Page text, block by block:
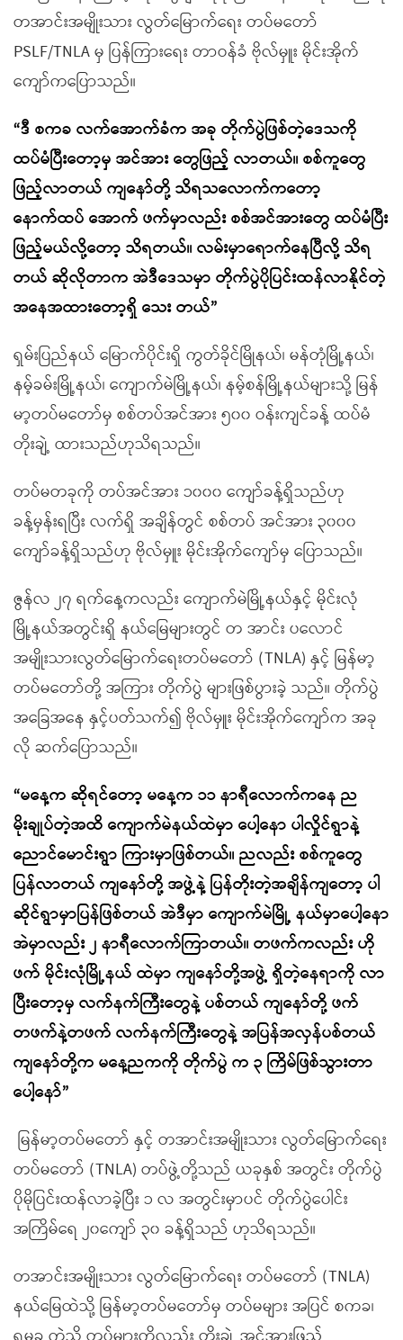
တအာင်းအမျိုးသား လွတ်မြောက်ရေး တပ်မတော်
PSLF/TNLA မှ ပြန်ကြားရေး တာဝန်ခံ ဗိုလ်မှူး မိုင်းအိုက်
ကျော်ကပြောသည်။
“ဒီ စကခ လက်အောက်ခံက အခု တိုက်ပွဲဖြစ်တဲ့ဒေသကို
ထပ်မံပြီးတော့မှ အင်အား တွေဖြည့် လာတယ်။ စစ်ကူတွေ
ဖြည့်လာတယ် ကျနော်တို့ သိရသလောက်ကတော့
နောက်ထပ် အောက် ဖက်မှာလည်း စစ်အင်အားတွေ ထပ်မံပြီး
ဖြည့်မယ်လို့တော့ သိရတယ်။ လမ်းမှာရောက်နေပြီလို့ သိရ
တယ် ဆိုလိုတာက အဲဒီဒေသမှာ တိုက်ပွဲပိုပြင်းထန်လာနိုင်တဲ့
အနေအထားတော့ရှိ သေး တယ်”
ရှမ်းပြည်နယ် မြောက်ပိုင်းရှိ ကွတ်ခိုင်မြိုနယ်၊ မန်တုံမြို့နယ်၊
နမ့်ခမ်းမြို့နယ်၊ ကျောက်မဲမြို့နယ်၊ နမ့်စန်မြို့နယ်များသို့ မြန်
မာ့တပ်မတော်မှ စစ်တပ်အင်အား ၅၀၀ ဝန်းကျင်ခန့် ထပ်မံ
တိုးချဲ့ ထားသည်ဟုသိရသည်။
တပ်မတခုကို တပ်အင်အား ၁၀၀၀ ကျော်ခန့်ရှိသည်ဟု
ခန့်မှန်းရပြီး လက်ရှိ အချိန်တွင် စစ်တပ် အင်အား ၃၀၀၀
ကျော်ခန့်ရှိသည်ဟု ဗိုလ်မှူး မိုင်းအိုက်ကျော်မှ ပြောသည်။
ဇွန်လ ၂၇ ရက်နေ့ကလည်း ကျောက်မဲမြို့နယ်နှင့် မိုင်းလုံ
မြို့နယ်အတွင်းရှိ နယ်မြေများတွင် တ အာင်း ပလောင်
အမျိုးသားလွတ်မြောက်ရေးတပ်မတော် (TNLA) နှင့် မြန်မာ့
တပ်မတော်တို့ အကြား တိုက်ပွဲ များဖြစ်ပွားခဲ့ သည်။ တိုက်ပွဲ
အခြေအနေ နှင့်ပတ်သက်၍ ဗိုလ်မှူး မိုင်းအိုက်ကျော်က အခု
လို ဆက်ပြောသည်။
“မနေ့က ဆိုရင်တော့ မနေ့က ၁၁ နာရီလောက်ကနေ ည
မိုးချုပ်တဲ့အထိ ကျောက်မဲနယ်ထဲမှာ ပေါ့နော ပါလှိုင်ရွာနဲ့
ညောင်မောင်းရွာ ကြားမှာဖြစ်တယ်။ ညလည်း စစ်ကူတွေ
ပြန်လာတယ် ကျနော်တို့ အဖွဲ့နဲ့ ပြန်တိုးတဲ့အချိန်ကျတော့ ပါ
ဆိုင်ရွာမှာပြန်ဖြစ်တယ် အဲဒီမှာ ကျောက်မဲမြို့ နယ်မှာပေါ့နော
အဲမှာလည်း ၂ နာရီလောက်ကြာတယ်။ တဖက်ကလည်း ဟို
ဖက် မိုင်းလုံမြို့နယ် ထဲမှာ ကျနော်တို့အဖွဲ့ ရှိတဲ့နေရာကို လာ
ပြီးတော့မှ လက်နက်ကြီးတွေနဲ့ ပစ်တယ် ကျနော်တို့ ဖက်
တဖက်နဲ့တဖက် လက်နက်ကြီးတွေနဲ့ အပြန်အလှန်ပစ်တယ်
ကျနော်တို့က မနေ့ညကကို တိုက်ပွဲ က ၃ ကြိမ်ဖြစ်သွားတာ
ပေါ့နော်”
မြန်မာ့တပ်မတော် နှင့် တအာင်းအမျိုးသား လွတ်မြောက်ရေး
တပ်မတော် (TNLA) တပ်ဖွဲ့တို့သည် ယခုနှစ် အတွင်း တိုက်ပွဲ
ပိုမိုပြင်းထန်လာခဲ့ပြီး ၁ လ အတွင်းမှာပင် တိုက်ပွဲပေါင်း
အကြိမ်ရေ ၂၀ကျော် ၃၀ ခန့်ရှိသည် ဟုသိရသည်။
တအာင်းအမျိုးသား လွတ်မြောက်ရေး တပ်မတော် (TNLA)
နယ်မြေထဲသို့ မြန်မာ့တပ်မတော်မှ တပ်မများ အပြင် စကခ၊